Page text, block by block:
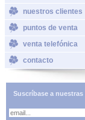
nuestros clientes
puntos de venta
venta telefónica
contacto
Suscríbase a nuestras